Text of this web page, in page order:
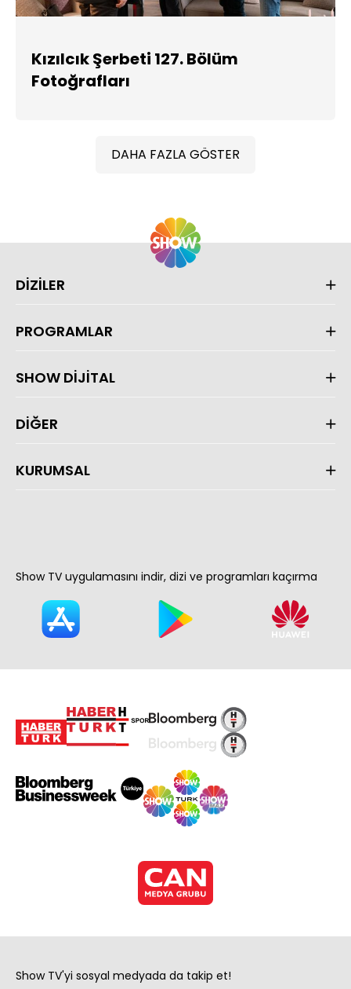
Kızılcık Şerbeti 127. Bölüm
Fotoğrafları
DAHA FAZLA GÖSTER
DİZİLER
PROGRAMLAR
SHOW DİJİTAL
DİĞER
KURUMSAL
Show TV uygulamasını indir, dizi ve programları kaçırma
Show TV'yi sosyal medyada da takip et!